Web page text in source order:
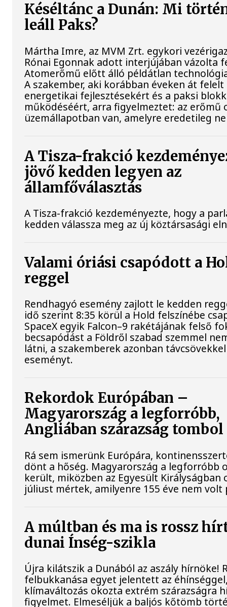
Késéltánc a Dunán: Mi
leáll Paks?
Mártha Imre, az MVM Zrt. egykori
Rónai Egonnak adott interjújában vázolta
Atomerőmű előtt álló példátlan
A szakember, aki korábban éveken át felelt
energetikai fejlesztésekért és a paksi
működéséért, arra figyelmeztet: az erőmű
üzemállapotban van, amelyre eredetileg
A Tisza-frakció
jövő kedden legyen az
államfőválasztás
A Tisza-frakció kezdeményezte, hogy a
kedden válassza meg az új köztársasági
Valami óriási csapódott a
reggel
Rendhagyó esemény zajlott le kedden
idő szerint 8:35 körül a Hold felszínébe
SpaceX egyik Falcon–9 rakétájának felső
becsapódást a Földről szabad szemmel
látni, a szakemberek azonban
eseményt.
Rekordok Európában –
Magyarország a legforróbb,
Angliában szárazság tombol
Rá sem ismerünk Európára,
dönt a hőség. Magyarország a legforróbb
került, miközben az Egyesült Királyságban
júliust mértek, amilyenre 155 éve nem
A múltban és ma is rossz
dunai Ínség-szikla
Újra kilátszik a Dunából az aszály hírnöke!
felbukkanása egyet jelentett az
klímaváltozás okozta extrém szárazságra
figyelmet. Elmeséljük a baljós kőtömb